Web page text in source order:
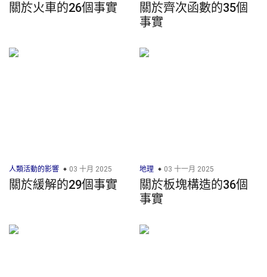
關於火車的26個事實
關於齊次函數的35個
事實
人類活動的影響 03 十月 2025
關於緩解的29個事實
地理 03 十一月 2025
關於板塊構造的36個
事實